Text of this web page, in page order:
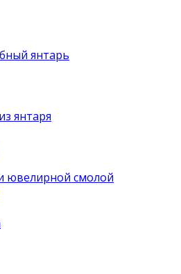
янтарь
янтаря
ювелирной смолой